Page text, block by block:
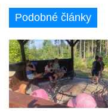
Podobné články